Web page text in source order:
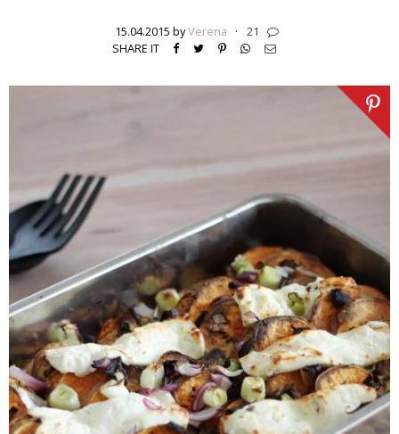
15.04.2015 byVerena ·
21
SHARE IT